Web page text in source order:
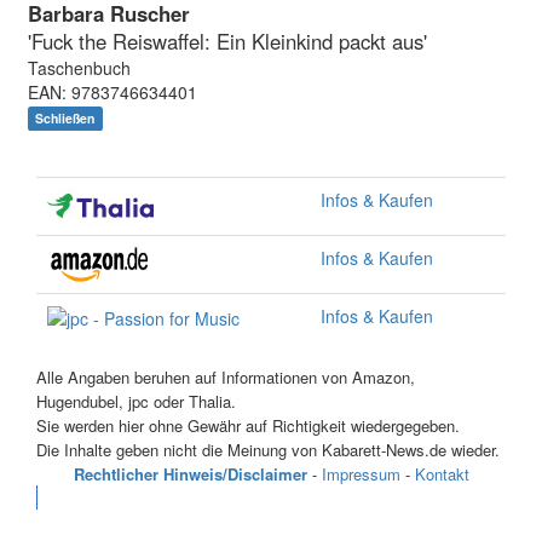
Barbara Ruscher
'Fuck the Reiswaffel: Ein Kleinkind packt aus'
Taschenbuch
EAN: 9783746634401
Schließen
Infos & Kaufen
Infos & Kaufen
Infos & Kaufen
Alle Angaben beruhen auf Informationen von Amazon,
Hugendubel, jpc oder Thalia.
Sie werden hier ohne Gewähr auf Richtigkeit wiedergegeben.
Die Inhalte geben nicht die Meinung von Kabarett-News.de wieder.
Rechtlicher Hinweis/Disclaimer- Impressum - Kontakt